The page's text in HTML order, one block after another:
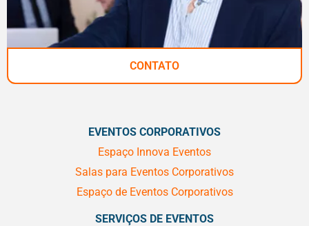
CONTATO
EVENTOS CORPORATIVOS
Espaço Innova Eventos
Salas para Eventos Corporativos
Espaço de Eventos Corporativos
SERVIÇOS DE EVENTOS